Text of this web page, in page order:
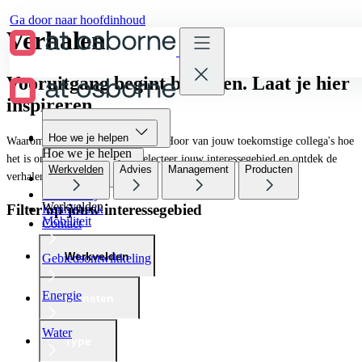
Ga door naar hoofdinhoud
Hoe we je helpen
Wie we zijn
Werken bij
Kennisbank
Contact
Hoe we je helpen
Hoe we je helpen
Werkvelden Advies Management Producten
Werkvelden
Mobiliteit
Gebiedsontwikkeling
Energie
Water
Verhalen
Vooruitgang begint bij delen. Laat je hier
inspireren.
Waarom werken bijAT Osborne? Hoor van jouw toekomstige collega's hoe
het is om bij ons te werken. Selecteer jouw interessegebied en ontdek de
verhalen van onze collega's.
Filter op jouw interessegebied
Werkvelden
Diensten
Type